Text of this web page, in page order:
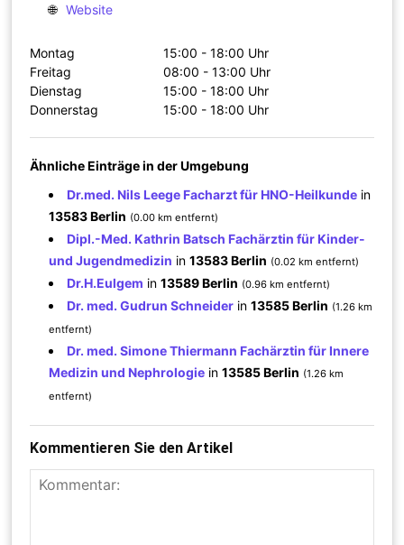
🌐 Website
Montag
15:00 - 18:00 Uhr
Freitag
08:00 - 13:00 Uhr
Dienstag
15:00 - 18:00 Uhr
Donnerstag
15:00 - 18:00 Uhr
Ähnliche Einträge in der Umgebung
Dr.med. Nils Leege Facharzt für HNO-Heilkunde in
13583 Berlin (0.00 km entfernt)
Dipl.-Med. Kathrin Batsch Fachärztin für Kinder-
und Jugendmedizin in13583 Berlin (0.02 km entfernt)
Dr.H.Eulgem in13589 Berlin (0.96 km entfernt)
Dr. med. Gudrun Schneider in13585 Berlin (1.26 km
entfernt)
Dr. med. Simone Thiermann Fachärztin für Innere
Medizin und Nephrologie in13585 Berlin (1.26 km
entfernt)
Kommentieren Sie den Artikel